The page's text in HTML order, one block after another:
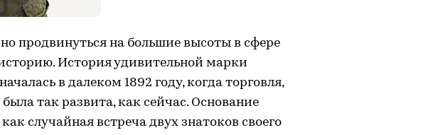
продвинуться на большие высоты в сфере
История удивительной марки
в далеком 1892 году, когда торговля,
так развита, как сейчас. Основание
случайная встреча двух знатоков своего